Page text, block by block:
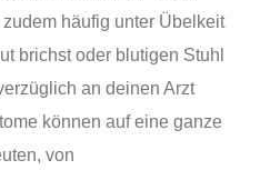
häufig unter Übelkeit
brichst oder blutigen Stuhl
an deinen Arzt
können auf eine ganze
von